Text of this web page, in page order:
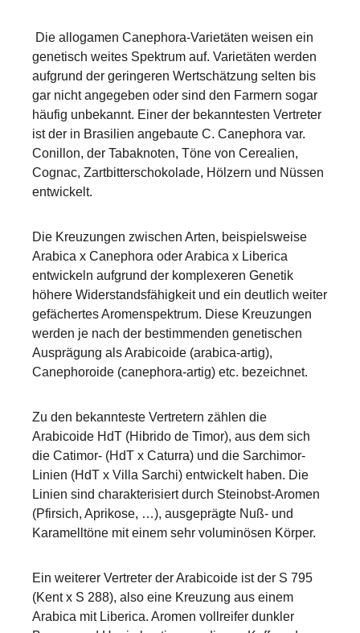
Die allogamen Canephora-Varietäten weisen ein
genetisch weites Spektrum auf. Varietäten werden
aufgrund der geringeren Wertschätzung selten bis
gar nicht angegeben oder sind den Farmern sogar
häufig unbekannt. Einer der bekanntesten Vertreter
ist der in Brasilien angebaute C. Canephora var.
Conillon, der Tabaknoten, Töne von Cerealien,
Cognac, Zartbitterschokolade, Hölzern und Nüssen
entwickelt.
Die Kreuzungen zwischen Arten, beispielsweise
Arabica x Canephora oder Arabica x Liberica
entwickeln aufgrund der komplexeren Genetik
höhere Widerstandsfähigkeit und ein deutlich weiter
gefächertes Aromenspektrum. Diese Kreuzungen
werden je nach der bestimmenden genetischen
Ausprägung als Arabicoide (arabica-artig),
Canephoroide (canephora-artig) etc. bezeichnet.
Zu den bekannteste Vertretern zählen die
Arabicoide HdT (Hibrido de Timor), aus dem sich
die Catimor- (HdT x Caturra) und die Sarchimor-
Linien (HdT x Villa Sarchi) entwickelt haben. Die
Linien sind charakterisiert durch Steinobst-Aromen
(Pfirsich, Aprikose, …), ausgeprägte Nuß- und
Karamelltöne mit einem sehr voluminösen Körper.
Ein weiterer Vertreter der Arabicoide ist der S 795
(Kent x S 288), also eine Kreuzung aus einem
Arabica mit Liberica. Aromen vollreifer dunkler